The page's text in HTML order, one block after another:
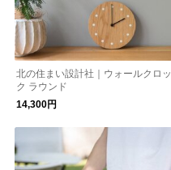
北の住まい設計社｜ウォールクロッ
ク ラウンド
14,300円